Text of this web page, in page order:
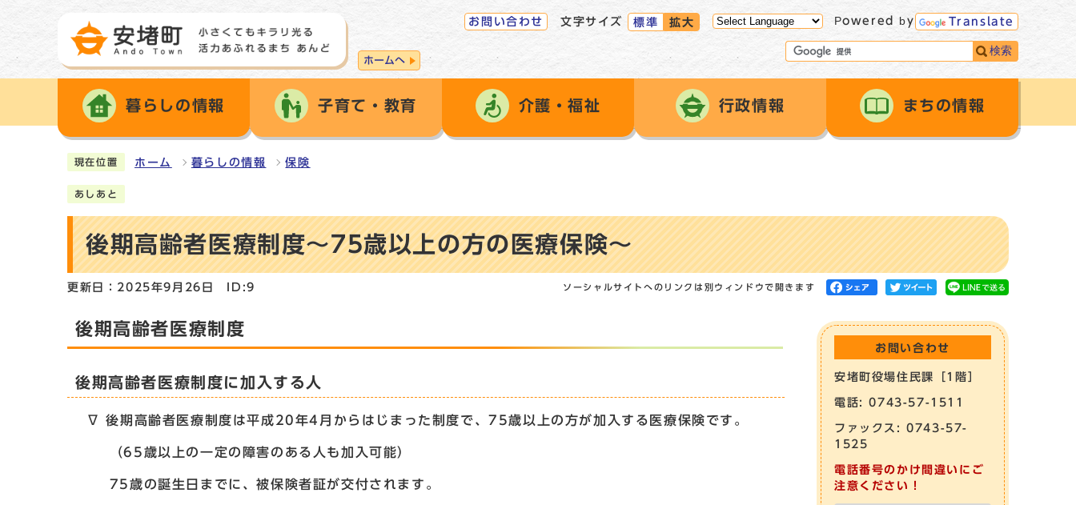
ホームへ
お問い合わせ 文字サイズ 標準 拡大 Powered by Translate
検索
暮らしの情報 子育て・教育 介護・福祉 行政情報 まちの情報
現在位置 ホーム 暮らしの情報 保険
あしあと
後期高齢者医療制度～75歳以上の方の医療保険～
更新日：2025年9月26日 ID:9 ソーシャルサイトへのリンクは別ウィンドウで開きます
後期高齢者医療制度
後期高齢者医療制度に加入する人
∇ 後期高齢者医療制度は平成20年4月からはじまった制度で、75歳以上の方が加入する医療保険です。
（65歳以上の一定の障害のある人も加入可能）
75歳の誕生日までに、被保険者証が交付されます。
お問い合わせ
安堵町役場住民課［1階］
電話: 0743-57-1511
ファックス: 0743-57-
1525
電話番号のかけ間違いにご
注意ください！